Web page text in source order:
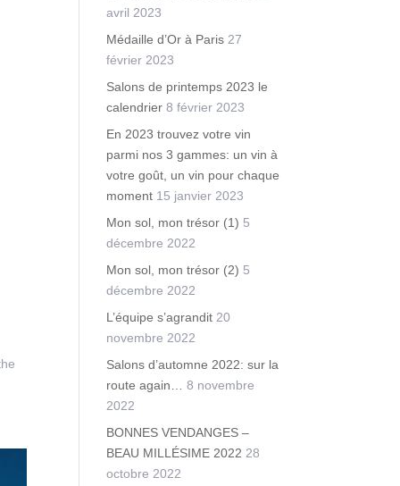
avril 2023
Médaille d’Or à Paris 27
février 2023
Salons de printemps 2023 le
calendrier 8 février 2023
En 2023 trouvez votre vin
parmi nos 3 gammes: un vin à
votre goût, un vin pour chaque
moment 15 janvier 2023
Mon sol, mon trésor (1) 5
décembre 2022
Mon sol, mon trésor (2) 5
décembre 2022
L’équipe s’agrandit 20
novembre 2022
Salons d’automne 2022: sur la
route again…
8 novembre
2022
BONNES VENDANGES –
BEAU MILLÉSIME 2022 28
octobre 2022